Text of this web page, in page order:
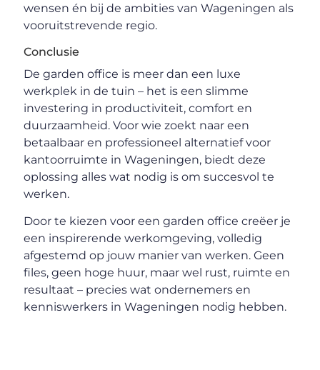
wensen én bij de ambities van Wageningen als
vooruitstrevende regio.
Conclusie
De garden office is meer dan een luxe
werkplek in de tuin – het is een slimme
investering in productiviteit, comfort en
duurzaamheid. Voor wie zoekt naar een
betaalbaar en professioneel alternatief voor
kantoorruimte in Wageningen, biedt deze
oplossing alles wat nodig is om succesvol te
werken.
Door te kiezen voor een garden office creëer je
een inspirerende werkomgeving, volledig
afgestemd op jouw manier van werken. Geen
files, geen hoge huur, maar wel rust, ruimte en
resultaat – precies wat ondernemers en
kenniswerkers in Wageningen nodig hebben.